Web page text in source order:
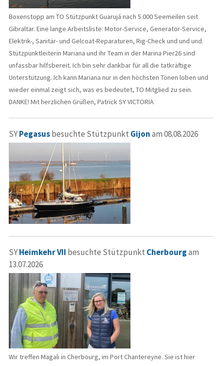
Boxenstopp am TO Stützpunkt Guarujá nach 5.000 Seemeilen seit
Gibraltar. Eine lange Arbeitsliste: Motor-Service, Generator-Service,
Elektrik-, Sanitär- und Gelcoat-Reparaturen, Rig-Check und und und.
Stützpunktleiterin Mariana und ihr Team in der Marina Pier26 sind
unfassbar hilfsbereit. Ich bin sehr dankbar für all die tatkräftige
Unterstützung. Ich kann Mariana nur in den höchsten Tönen loben und
wieder einmal zeigt sich, was es bedeutet, TO Mitglied zu sein.
DANKE! Mit herzlichen Grüßen, Patrick SY VICTORIA
SYPegasusbesuchte Stützpunkt Gijonam 08.08.2026
SYHeimkehr VII besuchte Stützpunkt Cherbourgam
13.07.2026
Wir treffen Magali in Cherbourg, im Port Chantereyne. Sie ist hier